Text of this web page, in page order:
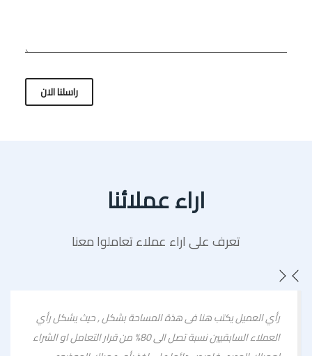
راسلنا الان
اراء عملائنا
تعرف على اراء عملاء تعاملوا معنا
رأي العميل يكتب هنا فى هذة المساحة بشكل , حيث يشكل رأي
العملاء السابقيين نسبة تصل الى 80% من قرار التعامل او الشراء